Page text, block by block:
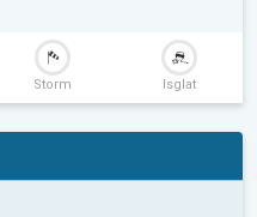
Storm Isglat